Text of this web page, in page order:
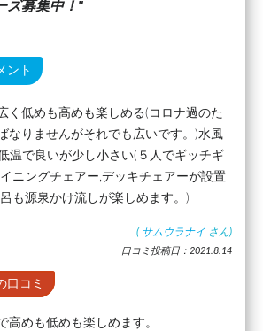
ズ募集中！
ント
く低めも高めも楽しめる(コロナ過のた
なりませんがそれでも広いです。)水風
温で良いが少し小さい(５人でギッチギ
ニングチェアー,デッキチェアーが設置
も源泉かけ流しが楽しめます。)
( サムウラナイ さん)
口コミ投稿日：2021.8.14
口コミ
高めも低めも楽しめます。